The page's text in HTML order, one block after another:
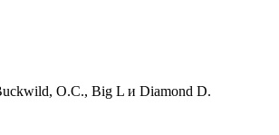
O.C., Big L и Diamond D.